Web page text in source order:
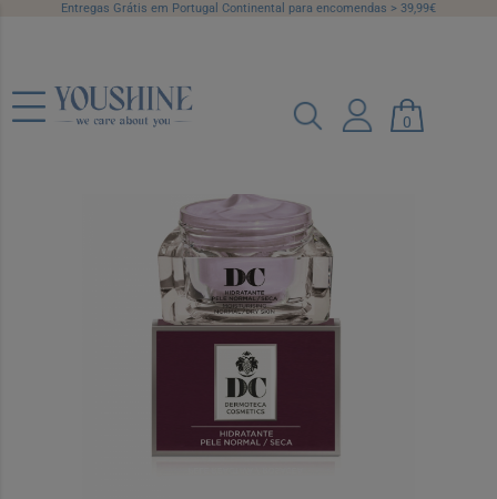
Entregas Grátis em Portugal Continental para encomendas > 39,99€
0
Dc Hidra Pele Seca 50 Ml